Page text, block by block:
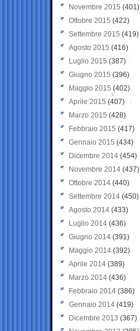
Novembre 2015 (401)
Ottobre 2015 (422)
Settembre 2015 (419)
Agosto 2015 (416)
Luglio 2015 (387)
Giugno 2015 (396)
Maggio 2015 (402)
Aprile 2015 (407)
Marzo 2015 (428)
Febbraio 2015 (417)
Gennaio 2015 (434)
Dicembre 2014 (454)
Novembre 2014 (437)
Ottobre 2014 (440)
Settembre 2014 (450)
Agosto 2014 (433)
Luglio 2014 (436)
Giugno 2014 (391)
Maggio 2014 (392)
Aprile 2014 (389)
Marzo 2014 (436)
Febbraio 2014 (386)
Gennaio 2014 (419)
Dicembre 2013 (367)